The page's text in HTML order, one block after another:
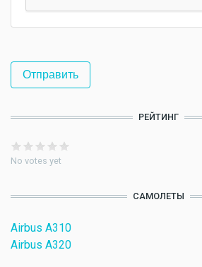
РЕЙТИНГ
No votes yet
САМОЛЕТЫ
Airbus A310
Airbus A320